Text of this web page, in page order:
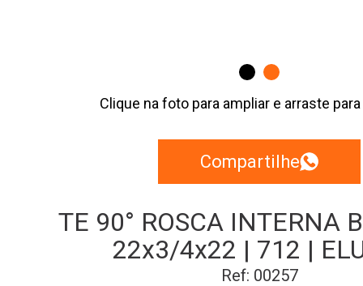
Clique na foto para ampliar e arraste
Compartilhe
TE 90° ROSCA INTERNA
22x3/4x22 | 712 |
Ref: 00257